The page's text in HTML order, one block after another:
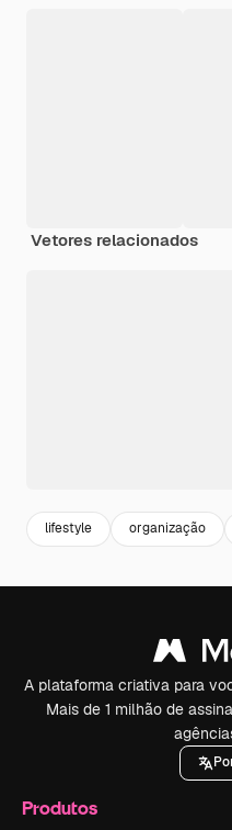
Vetores relacionados
lifestyle organização
A plataforma criativa para
Mais de 1 milhão de
Produtos